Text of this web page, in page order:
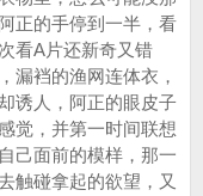
正的手停到一半，看
看A片还新奇又错
漏裆的渔网连体衣，
诱人，阿正的眼皮子
觉，并第一时间联想
己面前的模样，那一
触碰拿起的欲望，又